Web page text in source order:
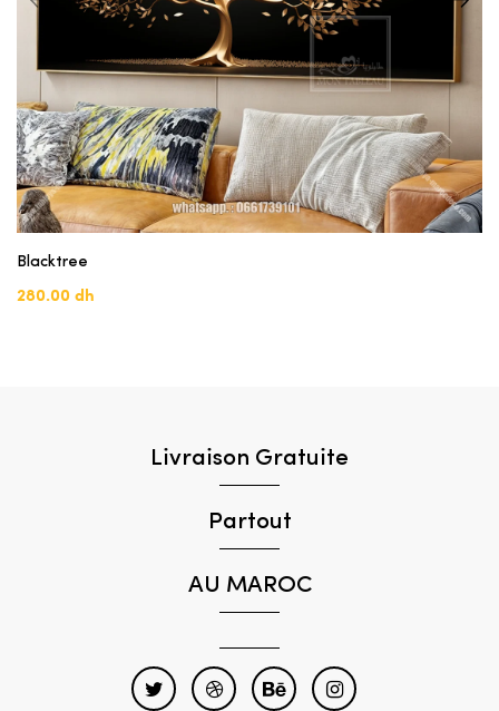
Blacktree
280.00 dh
Livraison Gratuite
Partout
AU MAROC